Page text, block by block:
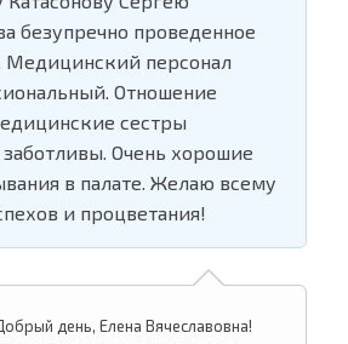
безупречно проведенное
Медицинский персонал
Отношение
сестры
Очень хорошие
в палате. Желаю всему
и процветания!
день, Елена Вячеславовна!